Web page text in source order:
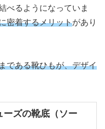
べるようになっていま
密着するメリットがあり
である靴ひもが、デザイ
ーズの靴底（ソー